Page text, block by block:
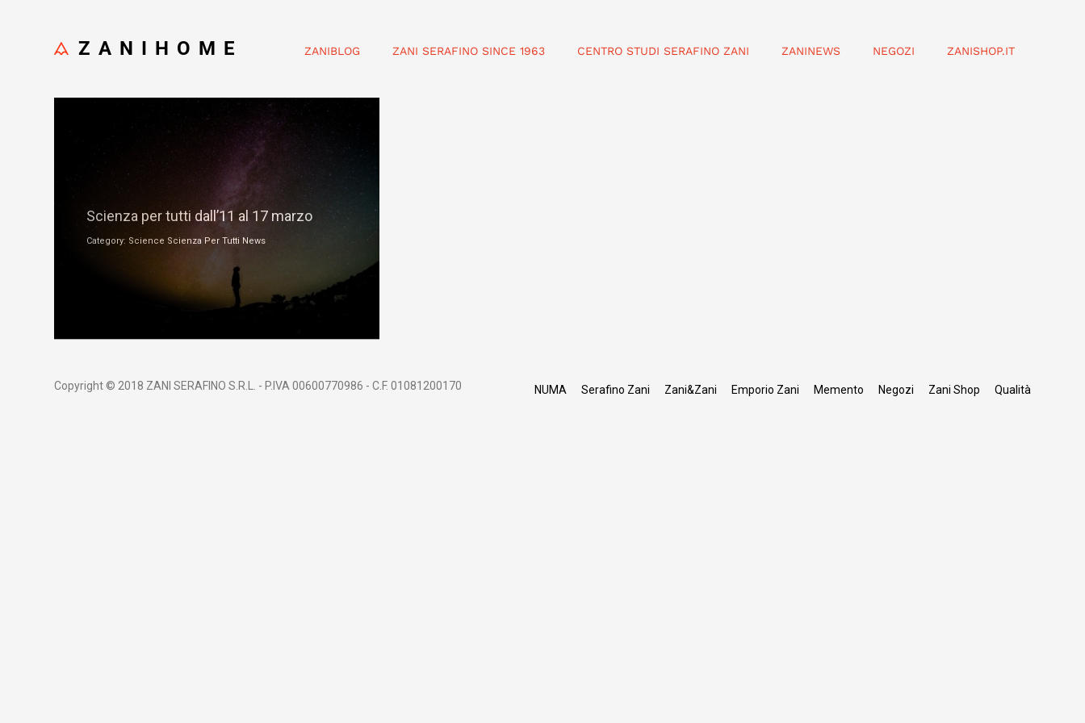
ZANIHOME ZANIBLOG ZANI SERAFINO SINCE 1963 CENTRO STUDI SERAFINO ZANI ZANINEWS NEGOZI ZANISHOP.IT
Scienza per tutti dall’11 al 17 marzo
Category: Science Scienza Per Tutti News
Copyright © 2018 ZANI SERAFINO S.R.L. - P.IVA 00600770986 - C.F. 01081200170 NUMA Serafino Zani Zani&Zani Emporio Zani Memento Negozi Zani Shop Qualità